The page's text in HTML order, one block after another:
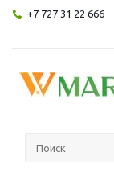
+7 727 31 22 666